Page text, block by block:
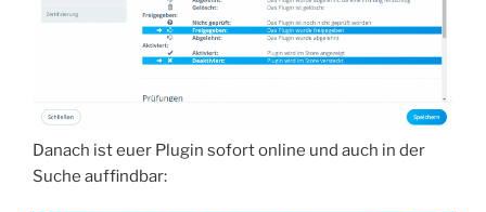
Danach ist euer Plugin sofort online und auch in der
Suche auffindbar: